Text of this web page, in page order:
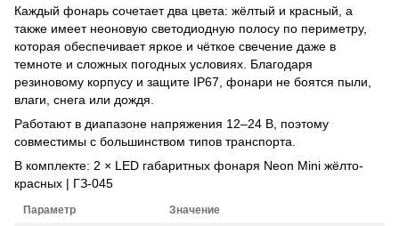
Каждый фонарь сочетает два цвета: жёлтый и красный, а
также имеет неоновую светодиодную полосу по периметру,
которая обеспечивает яркое и чёткое свечение даже в
темноте и сложных погодных условиях. Благодаря
резиновому корпусу и защите IP67, фонари не боятся пыли,
влаги, снега или дождя.
Работают в диапазоне напряжения 12–24 В, поэтому
совместимы с большинством типов транспорта.
В комплекте: 2 × LED габаритных фонаря Neon Mini жёлто-
красных | ГЗ-045
Параметр Значение